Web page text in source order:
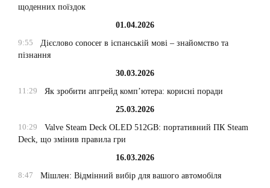
щоденних поїздок
01.04.2026
9:55
Дієслово conocer в іспанській мові – знайомство та
пізнання
30.03.2026
11:29
Як зробити апгрейд комп’ютера: корисні поради
25.03.2026
10:29
Valve Steam Deck OLED 512GB: портативний ПК Steam
Deck, що змінив правила гри
16.03.2026
8:47
Мішлен: Відмінний вибір для вашого автомобіля